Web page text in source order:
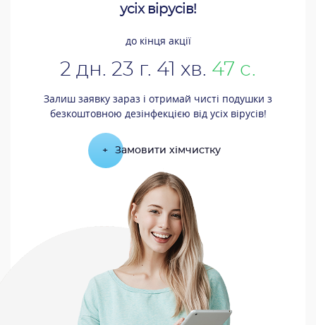
усіх вірусів!
до кінця акції
2 дн. 23 г. 41 хв. 46 с.
Залиш заявку зараз і отримай чисті подушки з
безкоштовною дезінфекцією від усіх вірусів!
+ Замовити хімчистку